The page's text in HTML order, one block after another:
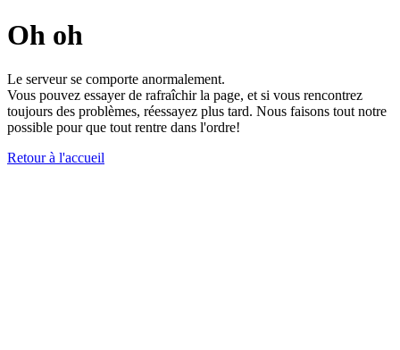
Oh oh
Le serveur se comporte anormalement.
Vous pouvez essayer de rafraîchir la page, et si vous rencontrez
toujours des problèmes, réessayez plus tard. Nous faisons tout notre
possible pour que tout rentre dans l'ordre!
Retour à l'accueil